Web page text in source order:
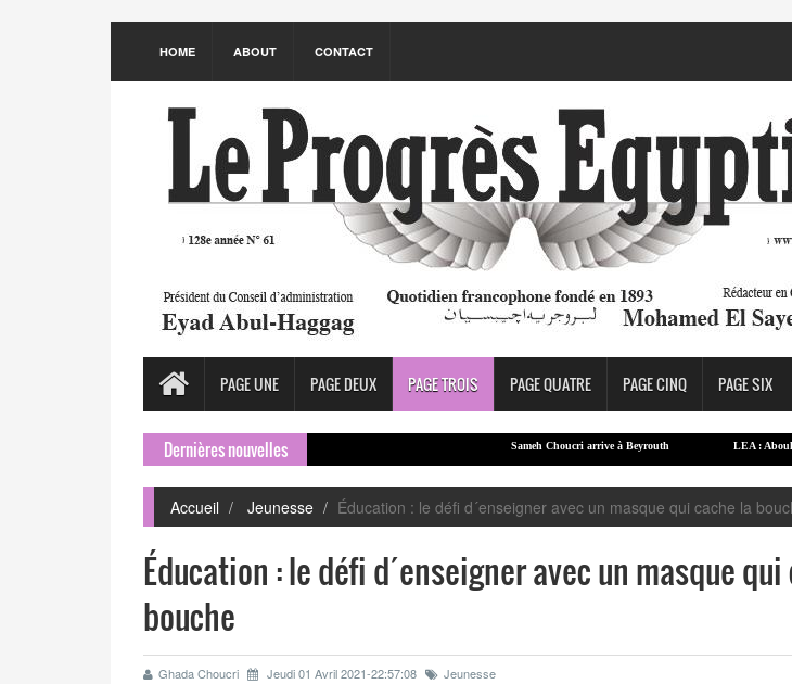
HOME ABOUT CONTACT
PAGE UNE PAGE DEUX PAGE TROIS PAGE QUATRE PAGE CINQ PAGE SIX
Dernières nouvelles Sameh Choucri arrive à Beyrouth LEA : Aboul
Accueil Jeunesse Éducation : le défi d´enseigner avec un masque qui cache la
Éducation : le défi d´enseigner avec un masque
bouche
Ghada Choucri Jeudi 01 Avril 2021-22:57:08 Jeunesse